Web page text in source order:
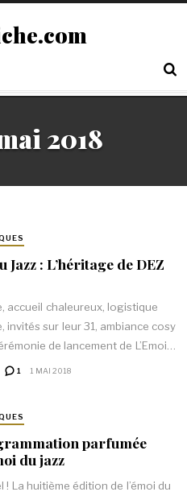
2018
Jazz : L’héritage de DEZ
accueil chaleureux, logistique
invités sur leur 31, ambiance cosy
de lancement de L’Emoi…
1 1 MAI 2018
parfumée
du jazz
! La huitième édition de l’émoi du